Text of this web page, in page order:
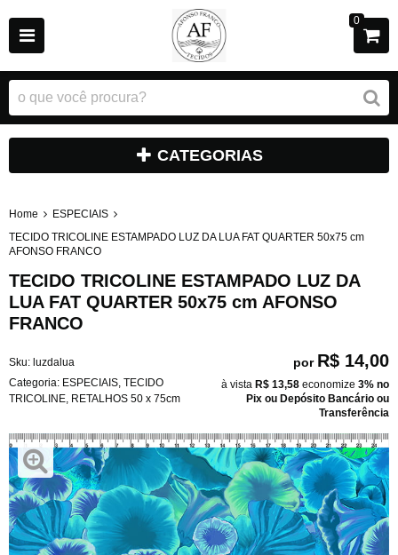
0
CATEGORIAS
Home
ESPECIAIS
TECIDO TRICOLINE ESTAMPADO LUZ DA LUA FAT QUARTER 50x75 cm
AFONSO FRANCO
TECIDO TRICOLINE ESTAMPADO LUZ DA
LUA FAT QUARTER 50x75 cm AFONSO
FRANCO
Sku: luzdalua
Categoria: ESPECIAIS TECIDO
TRICOLINE RETALHOS 50 x 75cm
por R$ 14,00
à vista R$ 13,58 economize 3% no
Pix ou Depósito Bancário ou
Transferência